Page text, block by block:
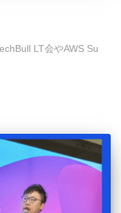
LT会やAWS Su